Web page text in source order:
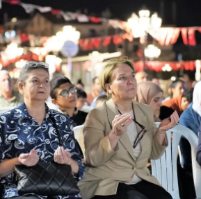
Aydın
Balıkesir
Bilecik
Bingöl
Bitlis
Bolu
Burdur